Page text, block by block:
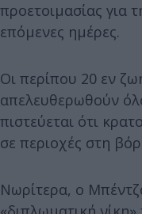
προετοιμασίας για
επόμενες ημέρες.
Οι περίπου 20 εν
απελευθερωθούν
πιστεύεται ότι
σε περιοχές στη
Νωρίτερα, ο